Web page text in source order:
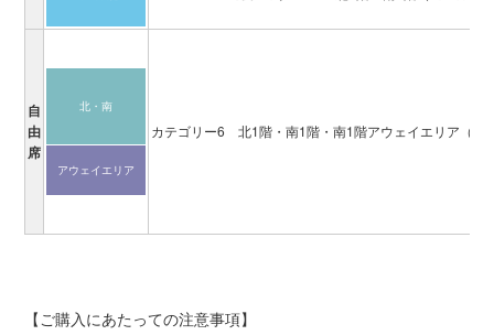
自
由
席
北・南
アウェイ エリア
カテゴリー6北1階・南1階 ・南1階アウェイエリア （
【ご購入にあたっての注意事項】